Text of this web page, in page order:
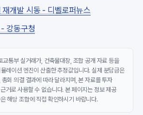
재개발 시동 - 디벨로퍼뉴스
강동구청
교통부 실거래가, 건축물대장, 조합 공개 자료 등을
레이션 엔진이 산출한 추정값입니다. 실제 분담금은
회 의결 결과에 따라 달라지며, 본 자료를 투자
거로 사용할 수 없습니다. 본 페이지는 정보 제공
해당 조합에 직접 확인하시기 바랍니다.